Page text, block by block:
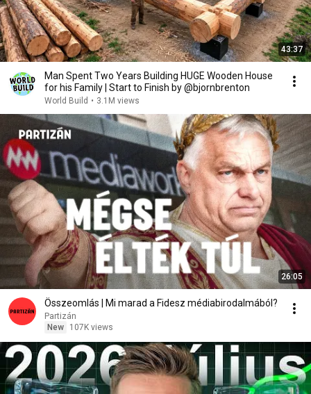
43:37
Man Spent Two Years Building HUGE Wooden House
for his Family | Start to Finish by @bjornbrenton
World Build • 3.1M views
26:05
Összeomlás | Mi marad a Fidesz médiabirodalmából?
Partizán
New
107K views